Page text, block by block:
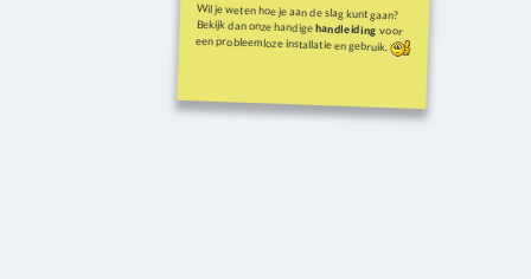
Wil je weten hoe je aan de slag kunt gaan?
Bekijk dan onze handigehandleiding voor
een probleemloze installatie en gebruik.